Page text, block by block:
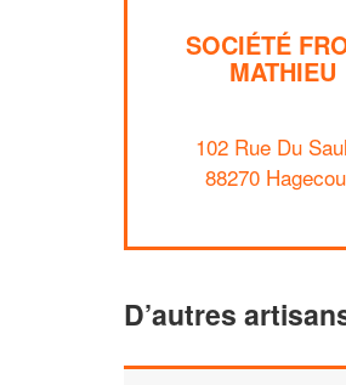
SOCIÉTÉ
MATHIEU
102 Rue Du
88270
D’autres